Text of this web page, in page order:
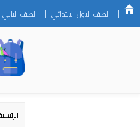
الصف الاول الابتدائي الصف الثاني